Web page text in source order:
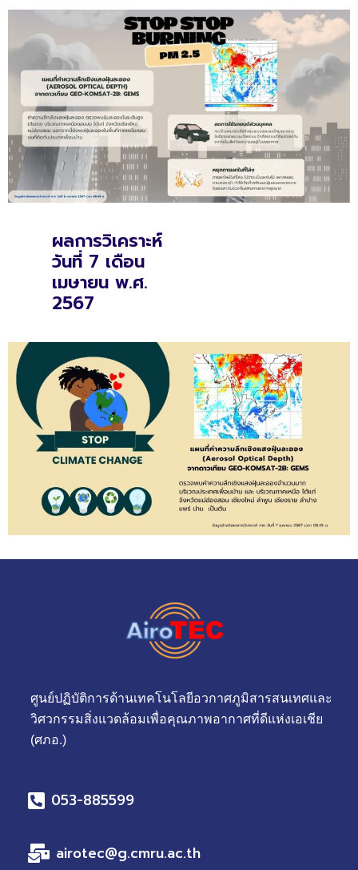
ผลการวิเคราะห์
วันที่ 7 เดือน
เมษายน พ.ศ.
2567
ศูนย์ปฏิบัติการด้านเทคโนโลยีอวกาศภูมิสารสนเทศและ
วิศวกรรมสิ่งแวดล้อมเพื่อคุณภาพอากาศที่ดีแห่งเอเชีย
(ศภอ.)
053-885599
airotec@g.cmru.ac.th